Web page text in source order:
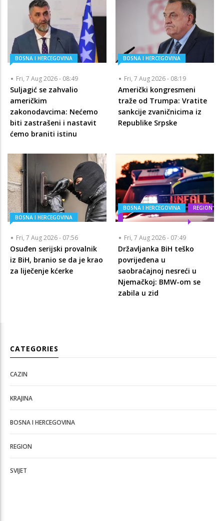
BOSNA I HERCEGOVINA
Fri, 7 Aug 2026 - 08:49
Suljagić se zahvalio
američkim
zakonodavcima: Nećemo
biti zastrašeni i nastavit
ćemo braniti istinu
BOSNA I HERCEGOVINA
Fri, 7 Aug 2026 - 08:19
Američki kongresmeni
traže od Trumpa: Vratite
sankcije zvaničnicima iz
Republike Srpske
BOSNA I HERCEGOVINA
Fri, 7 Aug 2026 - 07:56
Osuđen serijski provalnik
iz BiH, branio se da je krao
za liječenje kćerke
BOSNA I HERCEGOVINA REGION
Fri, 7 Aug 2026 - 07:49
Državljanka BiH teško
povrijeđena u
saobraćajnoj nesreći u
Njemačkoj: BMW-om se
zabila u zid
CATEGORIES
CAZIN
KRAJINA
BOSNA I HERCEGOVINA
REGION
SVIJET